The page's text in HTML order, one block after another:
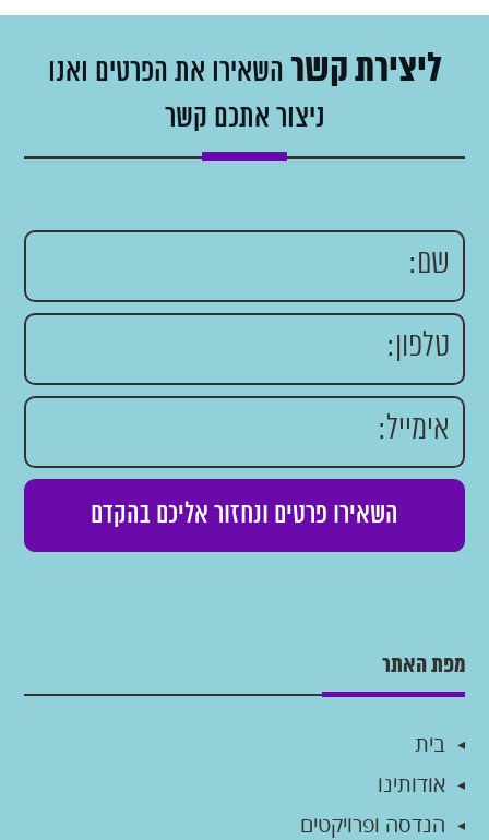
ליצירת קשר השאירו את הפרטים ואנו
ניצור אתכם קשר
מפת האתר
בית
אודותינו
הנדסה ופרויקטים